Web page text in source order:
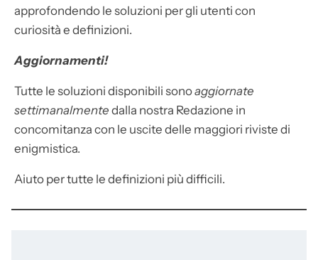
approfondendo le soluzioni per gli utenti con
curiosità e definizioni.
Aggiornamenti!
Tutte le soluzioni disponibili sonoaggiornate
settimanalmente dalla nostra Redazione in
concomitanza con le uscite delle maggiori riviste di
enigmistica.
Aiuto per tutte le definizioni più difficili.